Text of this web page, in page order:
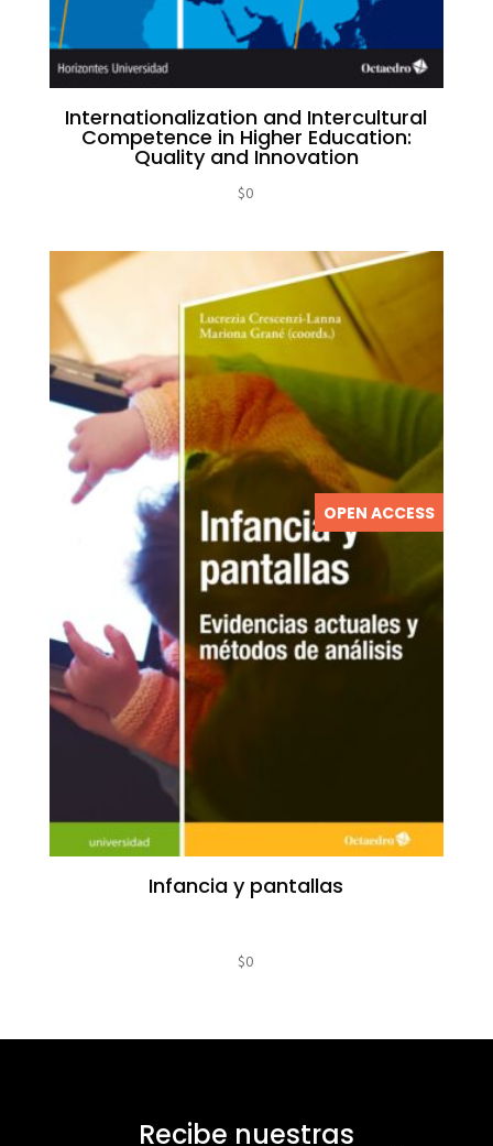
Internationalization and Intercultural
Competence in Higher Education:
Quality and Innovation
$0
OPEN ACCESS
Infancia y pantallas
$0
Recibe nuestras